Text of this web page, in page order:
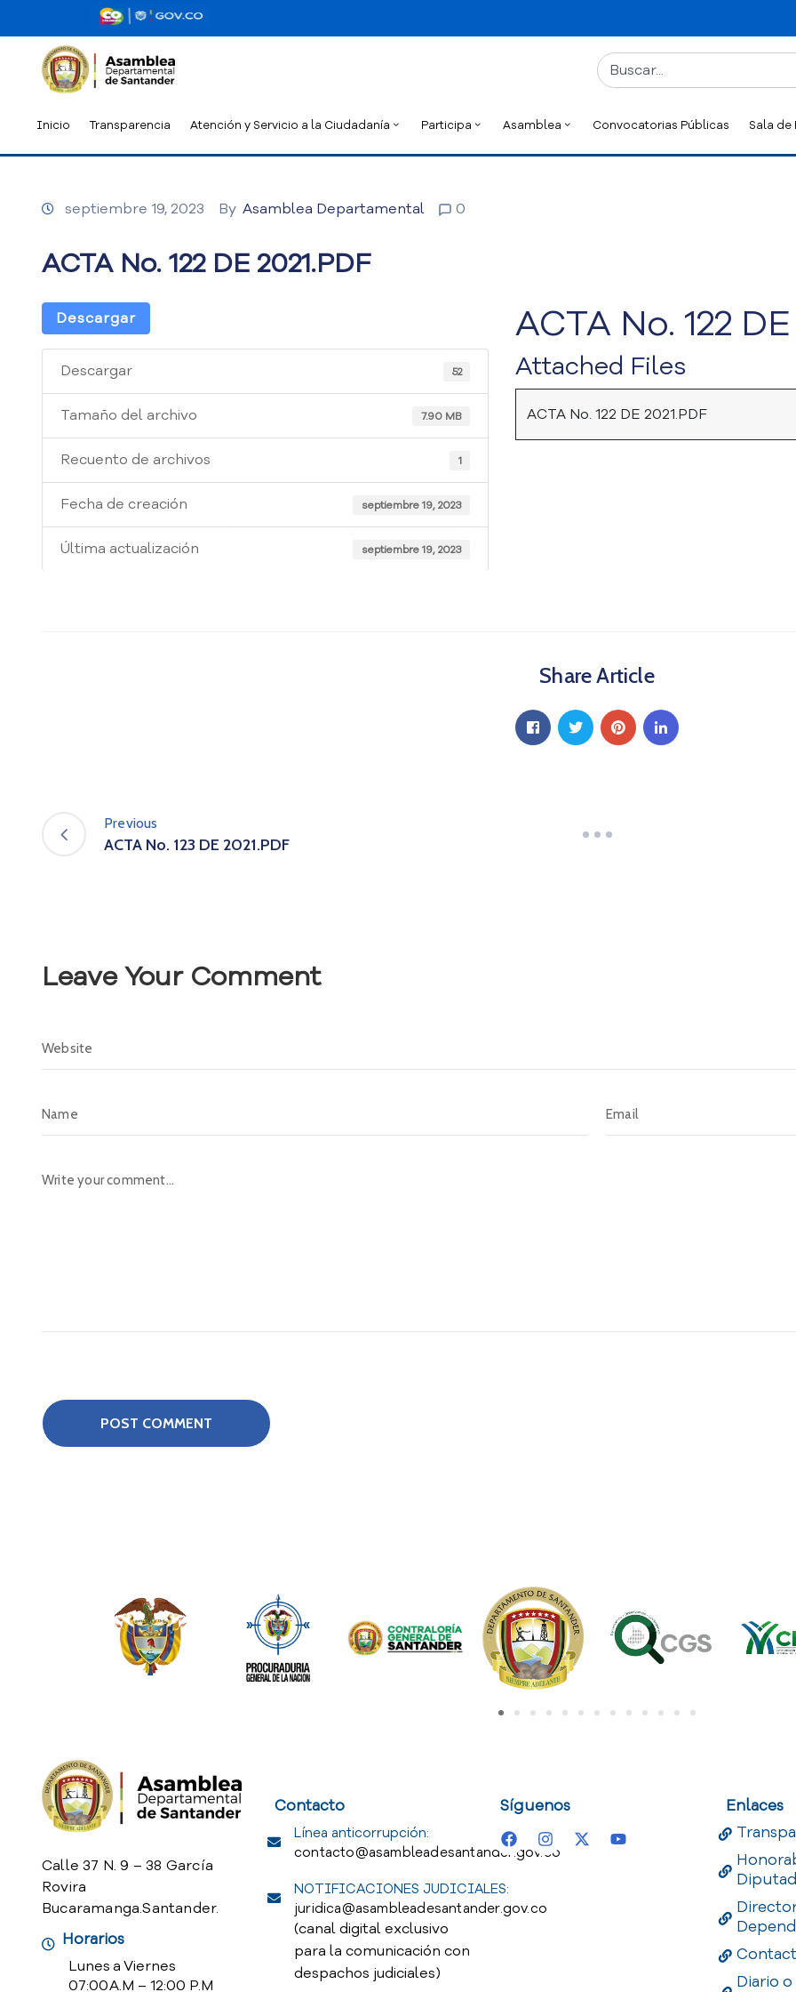
Inicio Transparencia Atención y Servicio a la Ciudadanía Participa Asamblea Convocatorias Públicas Sala de
septiembre 19, 2023 By Asamblea Departamental 0
ACTA No. 122 DE 2021.PDF
Descargar
Descargar 52
Tamaño del archivo 7.90 MB
Recuento de archivos 1
Fecha de creación septiembre 19, 2023
Última actualización septiembre 19, 2023
ACTA No. 122
Attached Files
ACTA No. 122 DE 2021.PDF
Share Article
Previous
ACTA No. 123 DE 2021.PDF
Leave Your Comment
Calle 37 N. 9 – 38 García
Rovira
Bucaramanga.Santander.
Horarios
Lunes a Viernes
07:00 A.M – 12:00 P.M
Contacto
Línea anticorrupción:
contacto@asambleadesantander.gov.co
NOTIFICACIONES JUDICIALES:
juridica@asambleadesantander.gov.co
(canal digital exclusivo
para la comunicación con
despachos judiciales)
Síguenos
Enlaces
Diario